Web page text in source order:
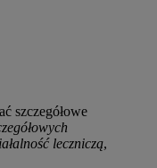
szczegółowe
leczniczą,